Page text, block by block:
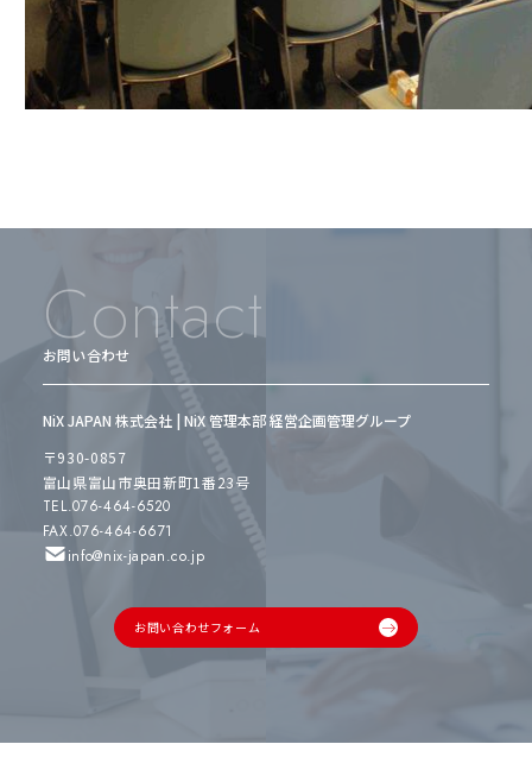
Contact
お問い合わせ
NiX JAPAN 株式会社 | NiX 管理本部 経営企画管理グループ
〒930-0857
富山県富山市奥田新町1番23号
TEL.076-464-6520
FAX.076-464-6671
info@nix-japan.co.jp
お問い合わせフォーム